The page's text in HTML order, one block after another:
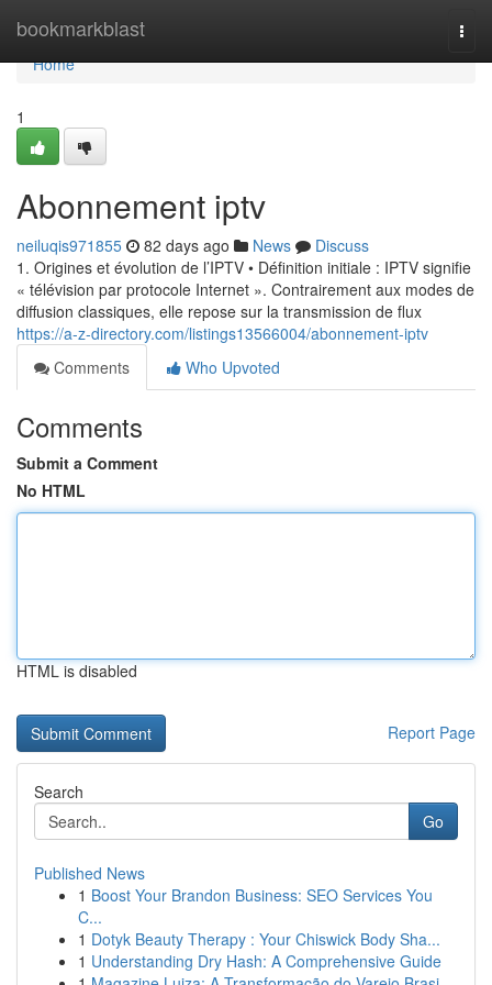
bookmarkblast
Home
Home
1
Abonnement iptv
neiluqis971855 82 days ago News
Discuss
1. Origines et évolution de l’IPTV • Définition initiale : IPTV signifie
« télévision par protocole Internet ». Contrairement aux modes de
diffusion classiques, elle repose sur la transmission de flux
https://a-z-directory.com/listings13566004/abonnement-iptv
Comments
Who Upvoted
Comments
Submit a Comment
No HTML
HTML is disabled
Report Page
Search
Go
Published News
1 Boost Your Brandon Business: SEO Services You
C...
1 Dotyk Beauty Therapy : Your Chiswick Body Sha...
1 Understanding Dry Hash: A Comprehensive Guide